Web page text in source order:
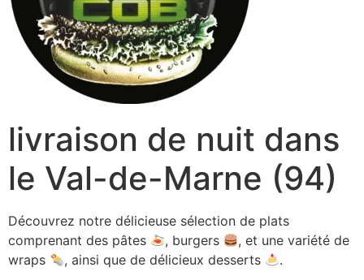
livraison de nuit dans
le Val-de-Marne (94)
Découvrez notre délicieuse sélection de plats
comprenant des pâtes
, burgers
, et une variété de
wraps
, ainsi que de délicieux desserts
.